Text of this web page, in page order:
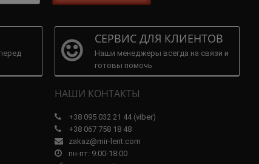
СЕРВИС ДЛЯ КЛИЕНТОВ
Наши менеджеры всегда на связи и
готовы помочь
НАШИ КОНТАКТЫ
+38 095 032 21 44 (viber)
+38 067 758 18 48
zakaz@mir-lent.com
пн-пт: 9:00-18:00